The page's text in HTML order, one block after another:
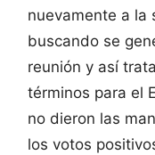
nuevamente a la
buscando se
reunión y así
términos para el
no dieron las
los votos